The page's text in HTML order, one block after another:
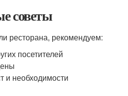
советы
ресторана, рекомендуем:
посетителей
и необходимости